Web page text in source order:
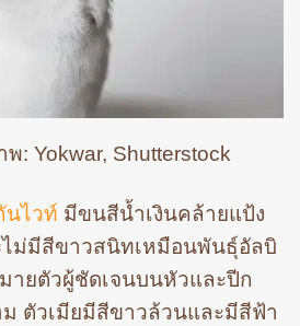
พ: Yokwar, Shutterstock
นไวท์ มีขนสีน้ำเงินคล้ายแป้ง
ไม่มีสีขาวสนิทเหมือนพันธุ์อัลบิ
ายตัวผู้ชัดเจนบนหัวและปีก
ตัวเมียมีสีขาวล้วนและมีสีฟ้า